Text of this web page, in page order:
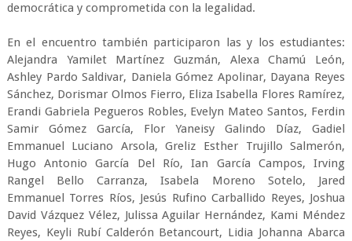
democrática y comprometida con la legalidad.
En el encuentro también participaron las y los estudiantes:
Alejandra Yamilet Martínez Guzmán, Alexa Chamú León,
Ashley Pardo Saldivar, Daniela Gómez Apolinar, Dayana Reyes
Sánchez, Dorismar Olmos Fierro, Eliza Isabella Flores Ramírez,
Erandi Gabriela Pegueros Robles, Evelyn Mateo Santos, Ferdin
Samir Gómez García, Flor Yaneisy Galindo Díaz, Gadiel
Emmanuel Luciano Arsola, Greliz Esther Trujillo Salmerón,
Hugo Antonio García Del Río, Ian García Campos, Irving
Rangel Bello Carranza, Isabela Moreno Sotelo, Jared
Emmanuel Torres Ríos, Jesús Rufino Carballido Reyes, Joshua
David Vázquez Vélez, Julissa Aguilar Hernández, Kami Méndez
Reyes, Keyli Rubí Calderón Betancourt, Lidia Johanna Abarca